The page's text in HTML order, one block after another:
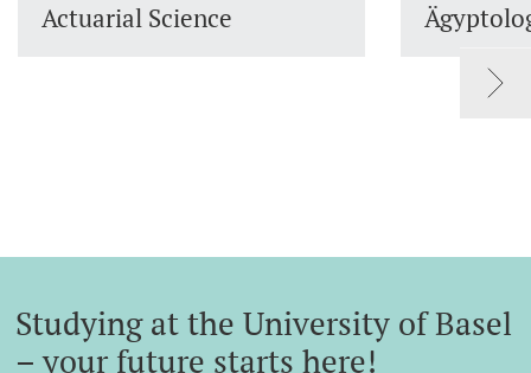
Actuarial Science
Studying at the University of Basel
– your future starts here!